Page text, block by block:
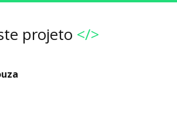
projeto </>